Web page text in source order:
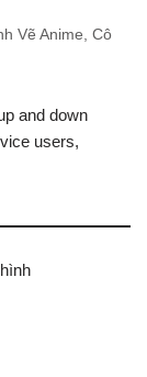
Vẽ Anime, Cô
and down
users,